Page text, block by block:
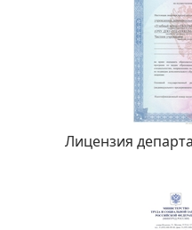
Лицензия